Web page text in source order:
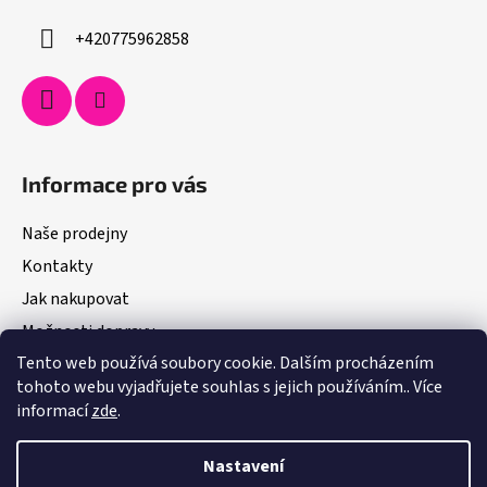
Tento web používá soubory cookie. Dalším procházením
tohoto webu vyjadřujete souhlas s jejich používáním.. Více
informacízde.
Nastavení
+420775962858
Informace pro vás
Naše prodejny
Kontakty
Jak nakupovat
Možnosti dopravy
Obchodní podmínky
Podmínky ochrany osobních údajů